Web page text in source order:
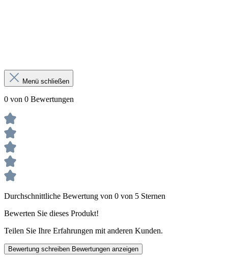
Menü schließen
0 von 0 Bewertungen
Durchschnittliche Bewertung von 0 von 5 Sternen
Bewerten Sie dieses Produkt!
Teilen Sie Ihre Erfahrungen mit anderen Kunden.
Bewertung schreiben Bewertungen anzeigen